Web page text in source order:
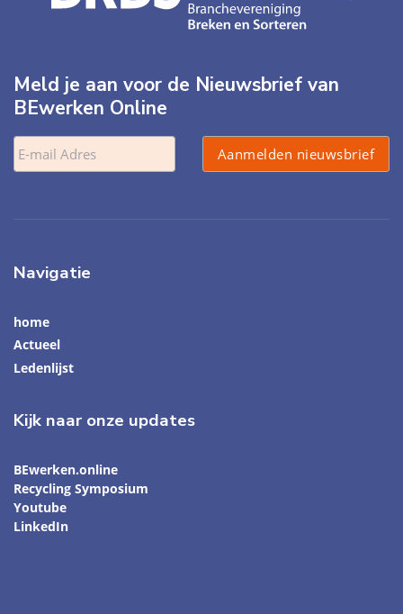
Meld je aan voor de Nieuwsbrief van
BEwerken Online
Navigatie
home
Actueel
Ledenlijst
Kijk naar onze updates
BEwerken.online
Recycling Symposium
Youtube
LinkedIn